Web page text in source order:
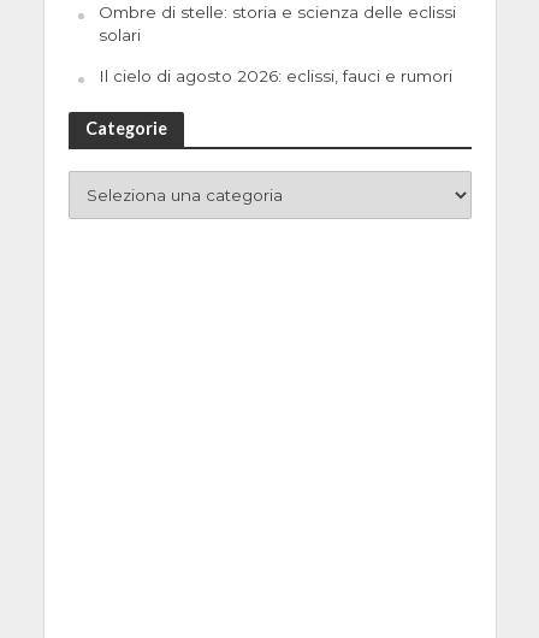
Ombre di stelle: storia e scienza delle eclissi
solari
Il cielo di agosto 2026: eclissi, fauci e rumori
Categorie